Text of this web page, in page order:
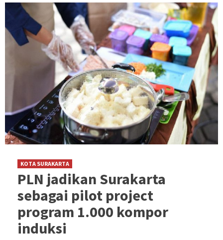
KOTA SURAKARTA
PLN jadikan Surakarta
sebagai pilot project
program 1.000 kompor
induksi